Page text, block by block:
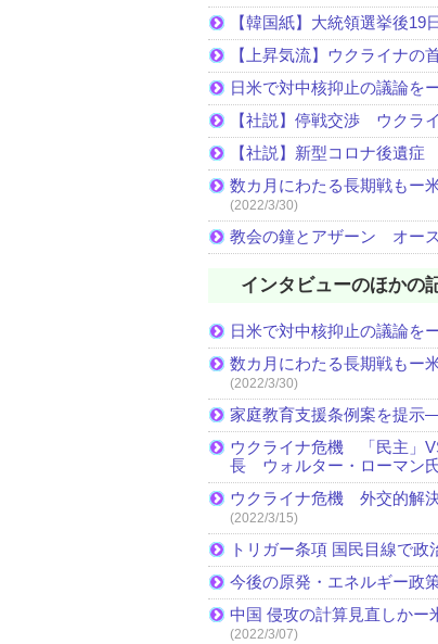
【韓国紙】大統領選挙後19
【上昇気流】ウクライナの
日米で対中核抑止の議論を
【社説】停戦交渉 ウクラ
【社説】新型コロナ後遺
数カ月にわたる長期戦もー
(2022/3/30)
教会の鐘とアザーン オー
インタビューのほかの
日米で対中核抑止の議論を
数カ月にわたる長期戦もー
(2022/3/30)
家庭教育支援条例案を提
ウクライナ危機 「民主」
長 ウォルター・ローマン
ウクライナ危機 外交的解
(2022/3/15)
トリガー条項 国民目線で
今後の原発・エネルギー政
中国 侵攻の計算見直しかー
(2022/3/07)